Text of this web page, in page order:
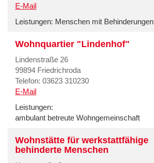
E-Mail
Leistungen: Menschen mit Behinderungen
Wohnquartier "Lindenhof"
Lindenstraße 26
99894 Friedrichroda
Telefon: 03623 310230
E-Mail
Leistungen:
ambulant betreute Wohngemeinschaft
Wohnstätte für werkstattfähige
behinderte Menschen